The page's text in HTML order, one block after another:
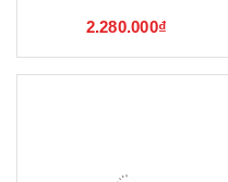
2.280.000₫